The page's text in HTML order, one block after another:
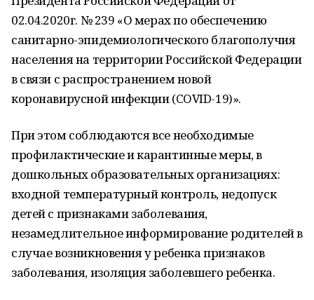
02.04.2020г. № 239 «О мерах по обеспечению
санитарно-эпидемиологического благополучия
населения на территории Российской Федерации
в связи с распространением новой
коронавирусной инфекции (COVID-19)».
При этом соблюдаются все необходимые
профилактические и карантинные меры, в
дошкольных образовательных организациях:
входной температурный контроль, недопуск
детей с признаками заболевания,
незамедлительное информирование родителей в
случае возникновения у ребенка признаков
заболевания, изоляция заболевшего ребенка.